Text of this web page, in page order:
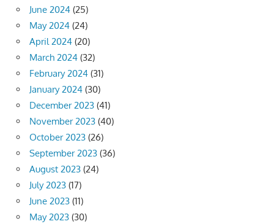
June 2024 (25)
May 2024 (24)
April 2024 (20)
March 2024 (32)
February 2024 (31)
January 2024 (30)
December 2023 (41)
November 2023 (40)
October 2023 (26)
September 2023 (36)
August 2023 (24)
July 2023 (17)
June 2023 (11)
May 2023 (30)